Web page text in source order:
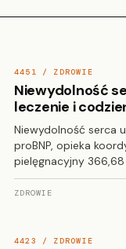
4451 / ZDROWIE
Niewydolność
leczenie i
Niewydolność serca
proBNP, opieka
pielęgnacyjny
ZDROWIE
4423 / ZDROWIE